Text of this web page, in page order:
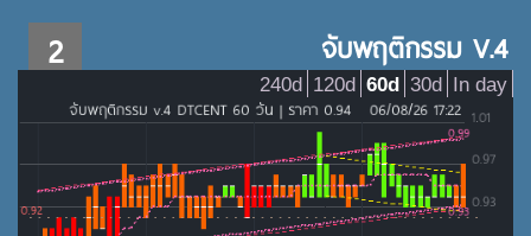
2 จับพฤติกรรม V.4
In day
30d
60d
120d
240d